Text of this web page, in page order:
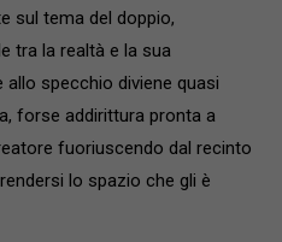
sul tema del doppio,
tra la realtà e la sua
allo specchio diviene quasi
forse addirittura pronta a
fuoriuscendo dal recinto
lo spazio che gli è